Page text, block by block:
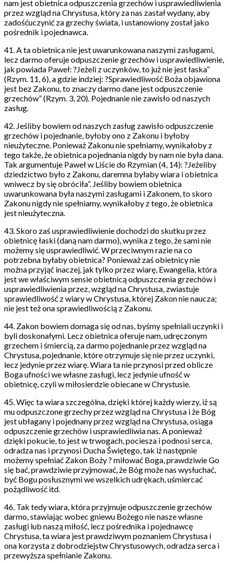
nam jest obietnica odpuszczenia grzechów i usprawiedliwienia
przez wzgląd na Chrystusa, który za nas zastał wydany, aby
zadośćuczynić za grzechy świata, i ustanowiony został jako
pośrednik i pojednawca.
41. A ta obietnica nie jest uwarunkowana naszymi zasługami,
lecz darmo oferuje odpuszczenie grzechów i usprawiedliwienie,
jak powiada Paweł: ?Jeżeli z uczynków, to już nie jest łaska”
(Rzym. 11, 6), a gdzie indziej: ?Sprawiedliwość Boża objawiona
jest bez Zakonu, to znaczy darmo dane jest odpuszczenie
grzechów” (Rzym. 3, 20). Pojednanie nie zawisło od naszych
zasług.
42. Jeśliby bowiem od naszych zasług zawisło odpuszczenie
grzechów i pojednanie, byłoby ono z Zakonu i byłoby
nieużyteczne. Ponieważ Zakonu nie spełniamy, wynikałoby z
tego także, że obietnica pojednania nigdy by nam nie była dana.
Tak argumentuje Paweł w Liście do Rzymian (4, 14): ?Jeżeliby
dziedzictwo było z Zakonu, daremna byłaby wiara i obietnica
wniwecz by się obróciła”. Jeśliby bowiem obietnica
uwarunkowana była naszymi zasługami i Zakonem, to skoro
Zakonu nigdy nie spełniamy, wynikałoby z tego, że obietnica
jest nieużyteczna.
43. Skoro zaś usprawiedliwienie dochodzi do skutku przez
obietnicę łaski (daną nam darmo), wynika z tego, że sami nie
możemy się usprawiedliwić. W przeciwnym razie na co
potrzebna byłaby obietnica? Ponieważ zaś obietnicy nie
można przyjąć inaczej, jak tylko przez wiarę, Ewangelia, która
jest we właściwym sensie obietnicą odpuszczenia grzechów i
usprawiedliwienia przez, wzgląd na Chrystusa, zwiastuje
sprawiedliwość z wiary w Chrystusa, której Zakon nie naucza;
nie jest też ona sprawiedliwością z Zakonu.
44. Zakon bowiem domaga się od nas, byśmy spełniali uczynki i
byli doskonałymi. Lecz obietnica oferuje nam, udręczonym
grzechem i śmiercią, za darmo pojednanie przez wzgląd na
Chrystusa, pojednanie, które otrzymuje się nie przez uczynki,
lecz jedynie przez wiarę. Wiara ta nie przynosi przed oblicze
Boga ufności we własne zasługi, lecz jedynie ufność w
obietnicę, czyli w miłosierdzie obiecane w Chrystusie.
45. Więc ta wiara szczególna, dzięki której każdy wierzy, iż są
mu odpuszczone grzechy przez wzgląd na Chrystusa i że Bóg
jest ubłagany i pojednany przez wzgląd na Chrystusa, osiąga
odpuszczenie grzechów i usprawiedliwia nas. A ponieważ
dzięki pokucie, to jest w trwogach, pociesza i podnosi serca,
odradza nas i przynosi Ducha Świętego, tak iż następnie
możemy spełniać Zakon Boży ? miłować Boga, prawdziwie Go
się bać, prawdziwie przyjmować, że Bóg może nas wysłuchać,
być Bogu posłusznymi we wszelkich udrękach, uśmiercać
pożądliwość itd.
46. Tak tedy wiara, która przyjmuje odpuszczenie grzechów
darmo, stawiając wobec gniewu Bożego nie nasze własne
zasługi lub naszą miłość, lecz pośrednika i pojednawcę
Chrystusa, ta wiara jest prawdziwym poznaniem Chrystusa i
ona korzysta z dobrodziejstw Chrystusowych, odradza serca i
przewyższa spełnianie Zakonu.